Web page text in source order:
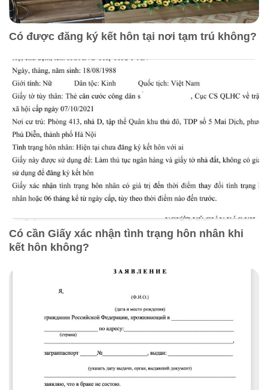
Có được đăng ký kết hôn tại nơi tạm trú không?
Có cần Giấy xác nhận tình trạng hôn nhân khi
kết hôn không?